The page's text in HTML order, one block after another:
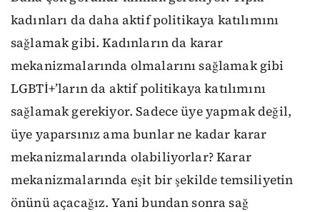
kadınları da daha aktif politikaya katılımını
sağlamak gibi. Kadınların da karar
mekanizmalarında olmalarını sağlamak gibi
LGBTİ+’ların da aktif politikaya katılımını
sağlamak gerekiyor. Sadece üye yapmak değil,
üye yaparsınız ama bunlar ne kadar karar
mekanizmalarında olabiliyorlar? Karar
mekanizmalarında eşit bir şekilde temsiliyetin
önünü açacağız. Yani bundan sonra sağ